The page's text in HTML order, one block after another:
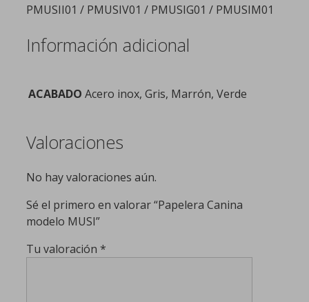
PMUSII01 / PMUSIV01 / PMUSIG01 / PMUSIM01
Información adicional
ACABADO Acero inox, Gris, Marrón, Verde
Valoraciones
No hay valoraciones aún.
Sé el primero en valorar “Papelera Canina
modelo MUSI”
Tu valoración *